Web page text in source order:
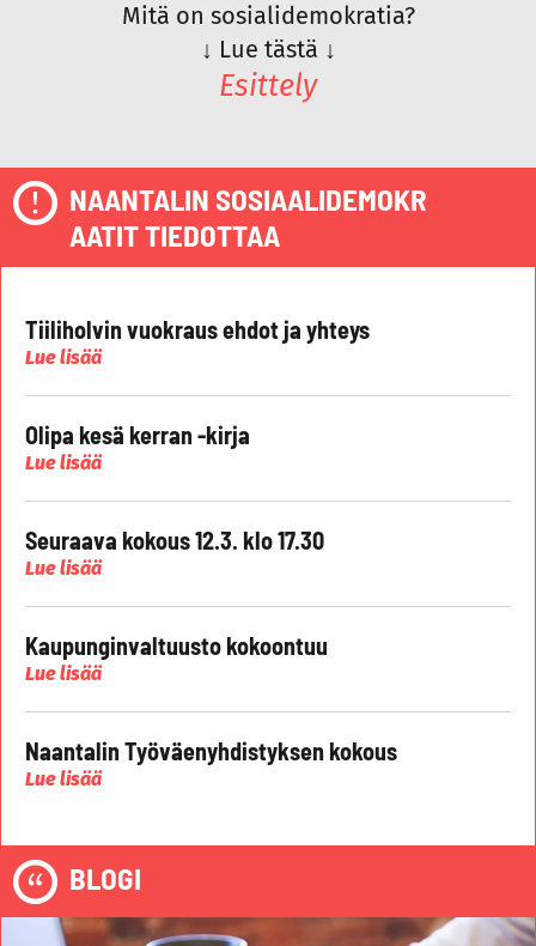
Mitä on sosialidemokratia?
↓ Lue tästä ↓
Esittely
NAANTALIN SOSIAALIDEMOKR
AATIT TIEDOTTAA
Tiiliholvin vuokraus ehdot ja yhteys
Lue lisää
Olipa kesä kerran -kirja
Lue lisää
Seuraava kokous 12.3. klo 17.30
Lue lisää
Kaupunginvaltuusto kokoontuu
Lue lisää
Naantalin Työväenyhdistyksen kokous
Lue lisää
BLOGI